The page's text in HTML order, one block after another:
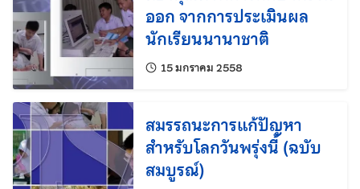
ออก จากการประเมินผล
นักเรียนนานาชาติ
15 มกราคม 2558แก้ไขล่าสุดเมื่อ:
สมรรถนะการแก้ปัญหา
สำหรับโลกวันพรุ่งนี้ (ฉบับ
สมบูรณ์)